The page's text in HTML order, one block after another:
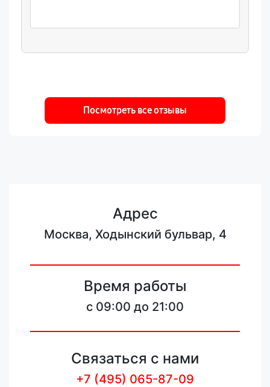
Посмотреть все отзывы
Адрес
Москва, Ходынский бульвар, 4
Время работы
c 09:00 до 21:00
Связаться с нами
+7 (495) 065-87-09